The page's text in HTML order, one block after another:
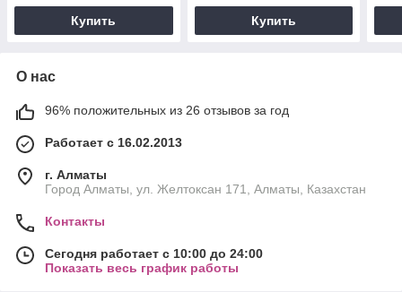
Купить Купить
О нас
96% положительных из 26 отзывов за год
Работает с 16.02.2013
г. Алматы
Город Алматы, ул. Желтоксан 171, Алматы, Казахстан
Контакты
Сегодня работает с 10:00 до 24:00
Показать весь график работы